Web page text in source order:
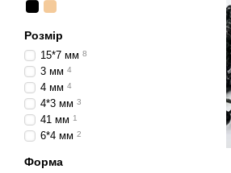
Розмір
15*7 мм 8
3 мм 4
4 мм 4
4*3 мм 3
41 мм 1
6*4 мм 2
Форма